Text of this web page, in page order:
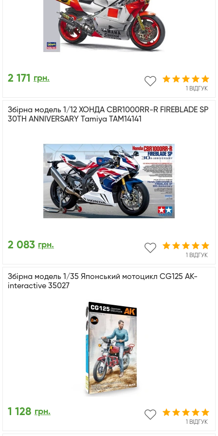
1 ВІДГУК
2 171 грн.
Збірна модель 1/12 ХОНДА CBR1000RR-R FIREBLADE SP
30TH ANNIVERSARY Tamiya TAM14141
1 ВІДГУК
2 083 грн.
Збірна модель 1/35 Японський мотоцикл CG125 AK-
interactive 35027
1 ВІДГУК
1 128 грн.